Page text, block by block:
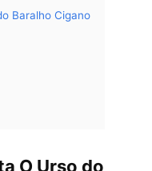
Baralho Cigano
O Urso do